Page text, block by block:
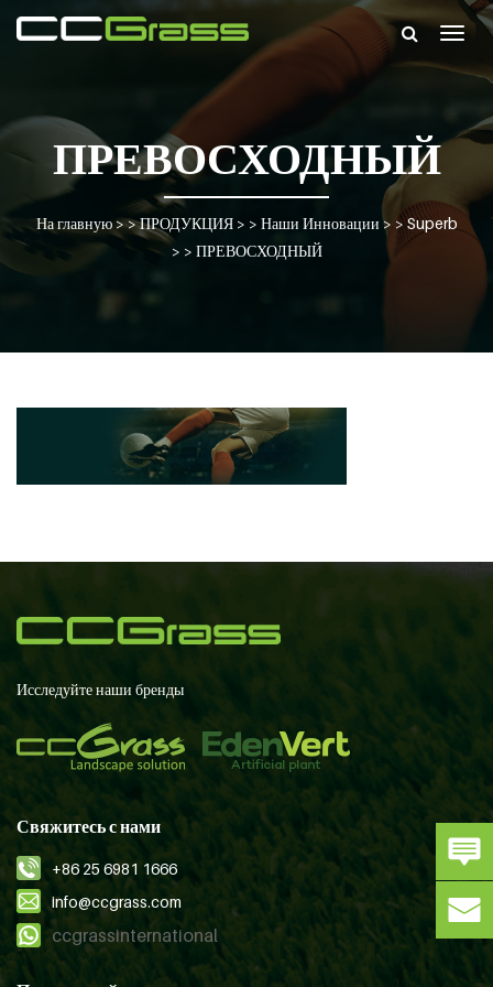
ПРЕВОСХОДНЫЙ
На главную> >ПРОДУКЦИЯ> > Наши Инновации> >Superb
> > ПРЕВОСХОДНЫЙ
Исследуйте наши бренды
Свяжитесь с нами
+86 25 6981 1666
info@ccgrass.com
ccgrassinternational